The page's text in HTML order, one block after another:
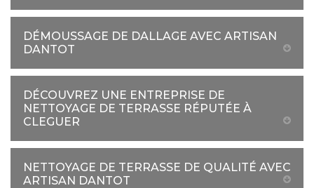
DÉMOUSSAGE DE DALLAGE AVEC ARTISAN
DANTOT
DÉCOUVREZ UNE ENTREPRISE DE
NETTOYAGE DE TERRASSE RÉPUTÉE À
CLEGUER
NETTOYAGE DE TERRASSE DE QUALITÉ AVEC
ARTISAN DANTOT